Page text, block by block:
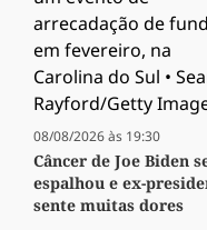
08/08/2026 às 19:30
Câncer de Joe Biden
espalhou e ex-
sente muitas dores